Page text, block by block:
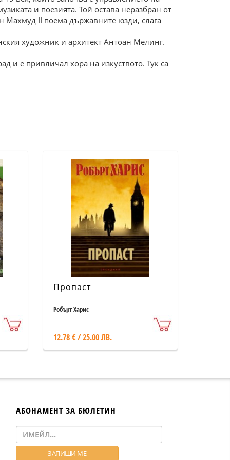
и поезията. Той остава неразбран от
Махмуд II поема държавните юзди, слага
художник и архитект Антоан Мелинг.
и е привличал хора на изкуството. Тук са
Пропаст
Робърт Харис
12.78 € / 25.00 ЛВ.
АБОНАМЕНТ ЗА БЮЛЕТИН